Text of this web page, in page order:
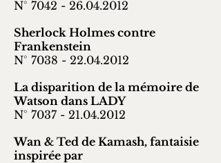
N° 7042 - 26.04.2012
Sherlock Holmes contre
Frankenstein
N° 7038 - 22.04.2012
La disparition de la mémoire de
Watson dans LADY
N° 7037 - 21.04.2012
Wan & Ted de Kamash, fantaisie
inspirée par